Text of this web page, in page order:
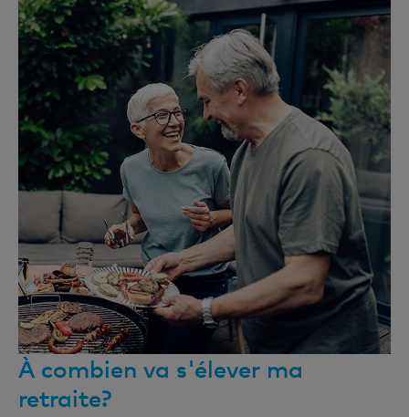
À combien va s'élever ma
retraite?